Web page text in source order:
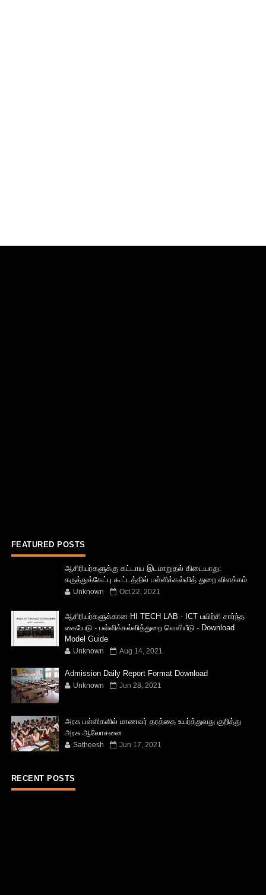
FEATURED POSTS
ஆசிரியர்களுக்கு கட்டாய இடமாறுதல் கிடையாது:
கருத்துக்கேட்பு கூட்டத்தில் பள்ளிக்கல்வித் துறை விளக்கம்
Unknown Oct 22, 2021
ஆசிரியர்களுக்கான HI TECH LAB - ICT பயிற்சி சார்ந்த
கையேடு - பள்ளிக்கல்வித்துறை வெளியீடு - Download
Model Guide
Unknown Aug 14, 2021
Admission Daily Report Format Download
Unknown Jun 28, 2021
அரசு பள்ளிகளில் மாணவர் தரத்தை உயர்த்துவது குறித்து
அரசு ஆலோசனை
Satheesh Jun 17, 2021
RECENT POSTS